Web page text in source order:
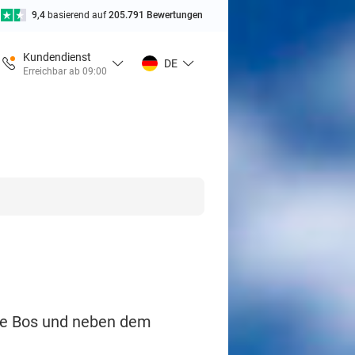
9,4 basierend auf205.791 Bewertungen
Kundendienst
Erreichbar ab 09:00
DE
Bos und neben dem